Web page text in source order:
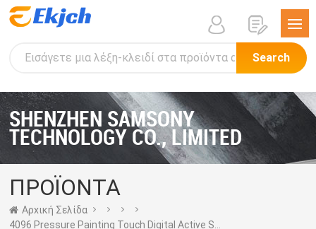
Search
SHENZHEN SAMSONY
TECHNOLOGY CO., LIMITED
ΠΡΟΪΟΝΤΑ
Αρχική Σελίδα